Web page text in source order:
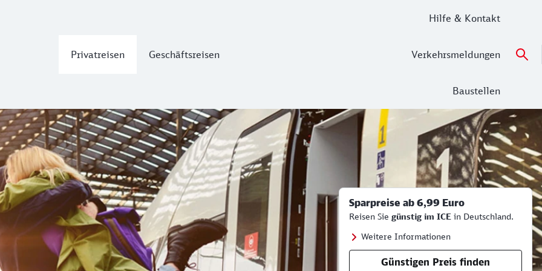
Privatreisen Geschäftsreisen
Hilfe & Kontakt
Verkehrsmeldungen
Baustellen
Sparpreise ab 6,99 Euro
Reisen Sie günstig im ICE in Deutschland.
Weitere Informationen
Günstigen Preis finden